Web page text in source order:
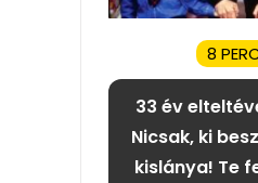
8
33 év
Nicsak, ki
kislánya! Te